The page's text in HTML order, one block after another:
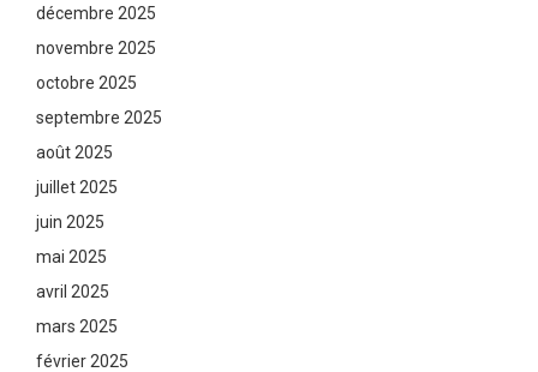
décembre 2025
novembre 2025
octobre 2025
septembre 2025
août 2025
juillet 2025
juin 2025
mai 2025
avril 2025
mars 2025
février 2025